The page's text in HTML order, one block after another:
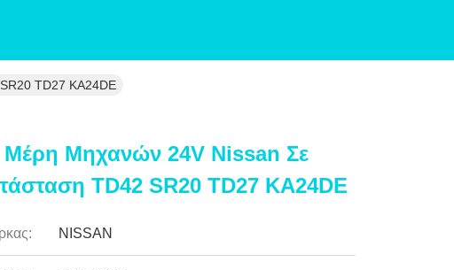
TD27 KA24DE
Μέρη Μηχανών 24V Nissan Σε
TD42 SR20 TD27 KA24DE
NISSAN